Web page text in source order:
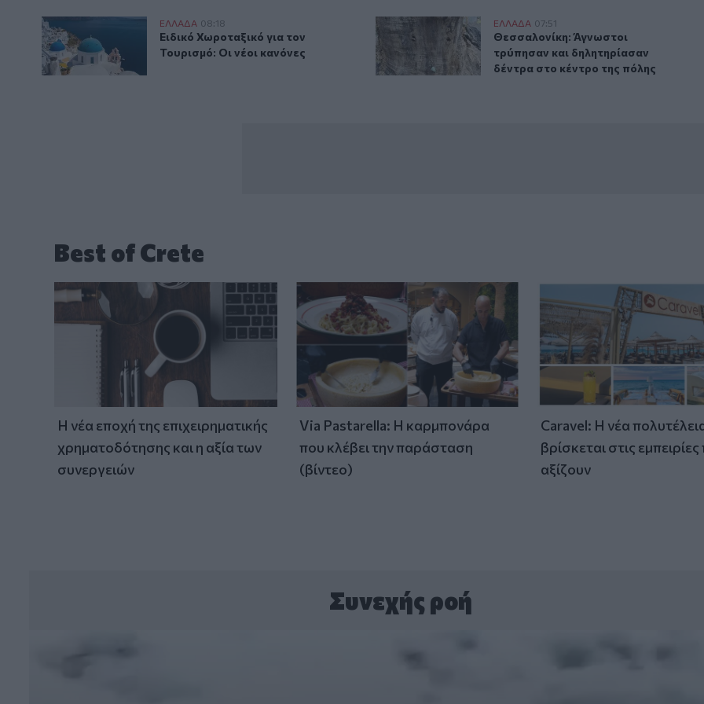
Ειδικό Χωροταξικό για τον Τουρισμό: Οι νέοι κανόνες
ΕΛΛAΔΑ 08:18
Ειδικό Χωροταξικό για τον Τουρισμό: Οι νέοι κανόνες
Ειδικό Χωροταξικό για τον
Τουρισμό: Οι νέοι κανόνες
Θεσσαλονίκη: Άγνωστοι τρύπησαν και δηλητηρίασαν
ΕΛΛAΔΑ 07:51
Θεσσαλονίκη: Άγνωστοι τρύπησαν
Θεσσαλονίκη: Άγνωστοι
τρύπησαν και δηλητηρίασαν
δέντρα στο κέντρο της πόλης
Best of Crete
Η νέα εποχή της επιχειρηματικής
χρηματοδότησης και η αξία των
συνεργειών
Via Pastarella: Η καρμπονάρα
που κλέβει την παράσταση
(βίντεο)
Caravel: Η νέα
βρίσκεται στις
αξίζουν
Συνεχής ροή